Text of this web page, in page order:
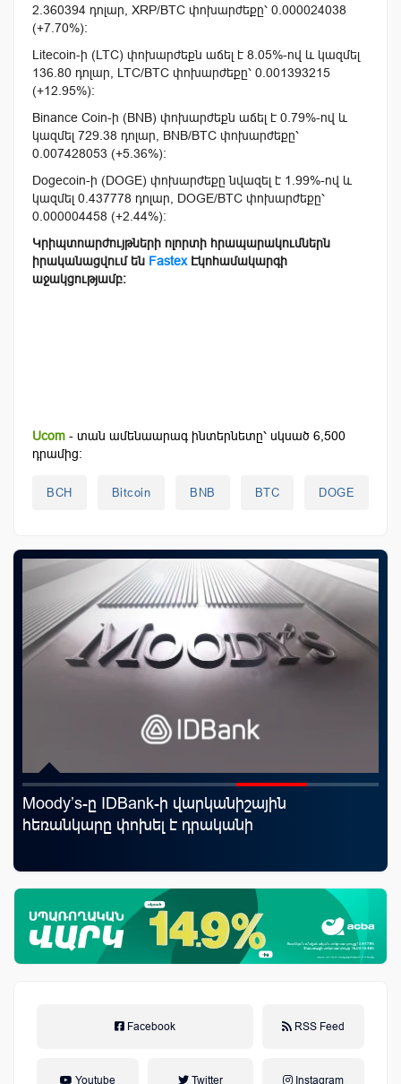
2.360394 դոլար, XRP/BTC փոխարժեքը՝ 0.000024038
(+7.70%):
Litecoin-ի (LTC) փոխարժեքն աճել է 8.05%-ով և կազմել
136.80 դոլար, LTC/BTC փոխարժեքը՝ 0.001393215
(+12.95%):
Binance Coin-ի (BNB) փոխարժեքն աճել է 0.79%-ով և
կազմել 729.38 դոլար, BNB/BTC փոխարժեքը՝
0.007428053 (+5.36%):
Dogecoin-ի (DOGE) փոխարժեքը նվազել է 1.99%-ով և
կազմել 0.437778 դոլար, DOGE/BTC փոխարժեքը՝
0.000004458 (+2.44%):
Կրիպտոարժույթների ոլորտի հրապարակումներն
իրականացվում են FastexԷկոհամակարգի
աջակցությամբ:
Ucom - տան ամենաարագ ինտերնետը՝ սկսած 6,500
դրամից:
BCH Bitcoin BNB BTC DOGE
Moody’s-ը IDBank-ի վարկանիշային
հեռանկարը փոխել է դրականի
Facebook RSS Feed
Youtube Twitter Instagram